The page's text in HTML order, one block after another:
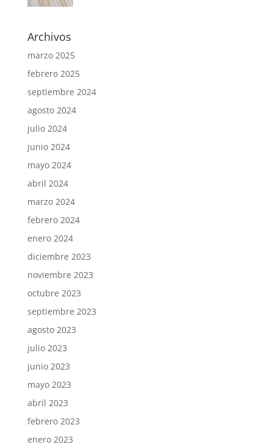
Archivos
marzo 2025
febrero 2025
septiembre 2024
agosto 2024
julio 2024
junio 2024
mayo 2024
abril 2024
marzo 2024
febrero 2024
enero 2024
diciembre 2023
noviembre 2023
octubre 2023
septiembre 2023
agosto 2023
julio 2023
junio 2023
mayo 2023
abril 2023
febrero 2023
enero 2023